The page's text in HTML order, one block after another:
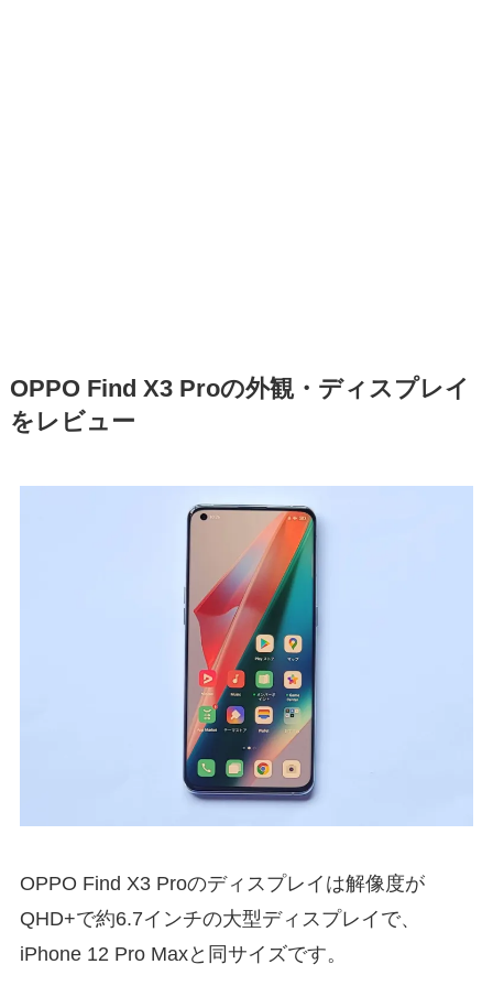
OPPO Find X3 Proの外観・ディスプレイ
をレビュー
OPPO Find X3 Proのディスプレイは解像度が
QHD+で約6.7インチの大型ディスプレイで、
iPhone 12 Pro Maxと同サイズです。